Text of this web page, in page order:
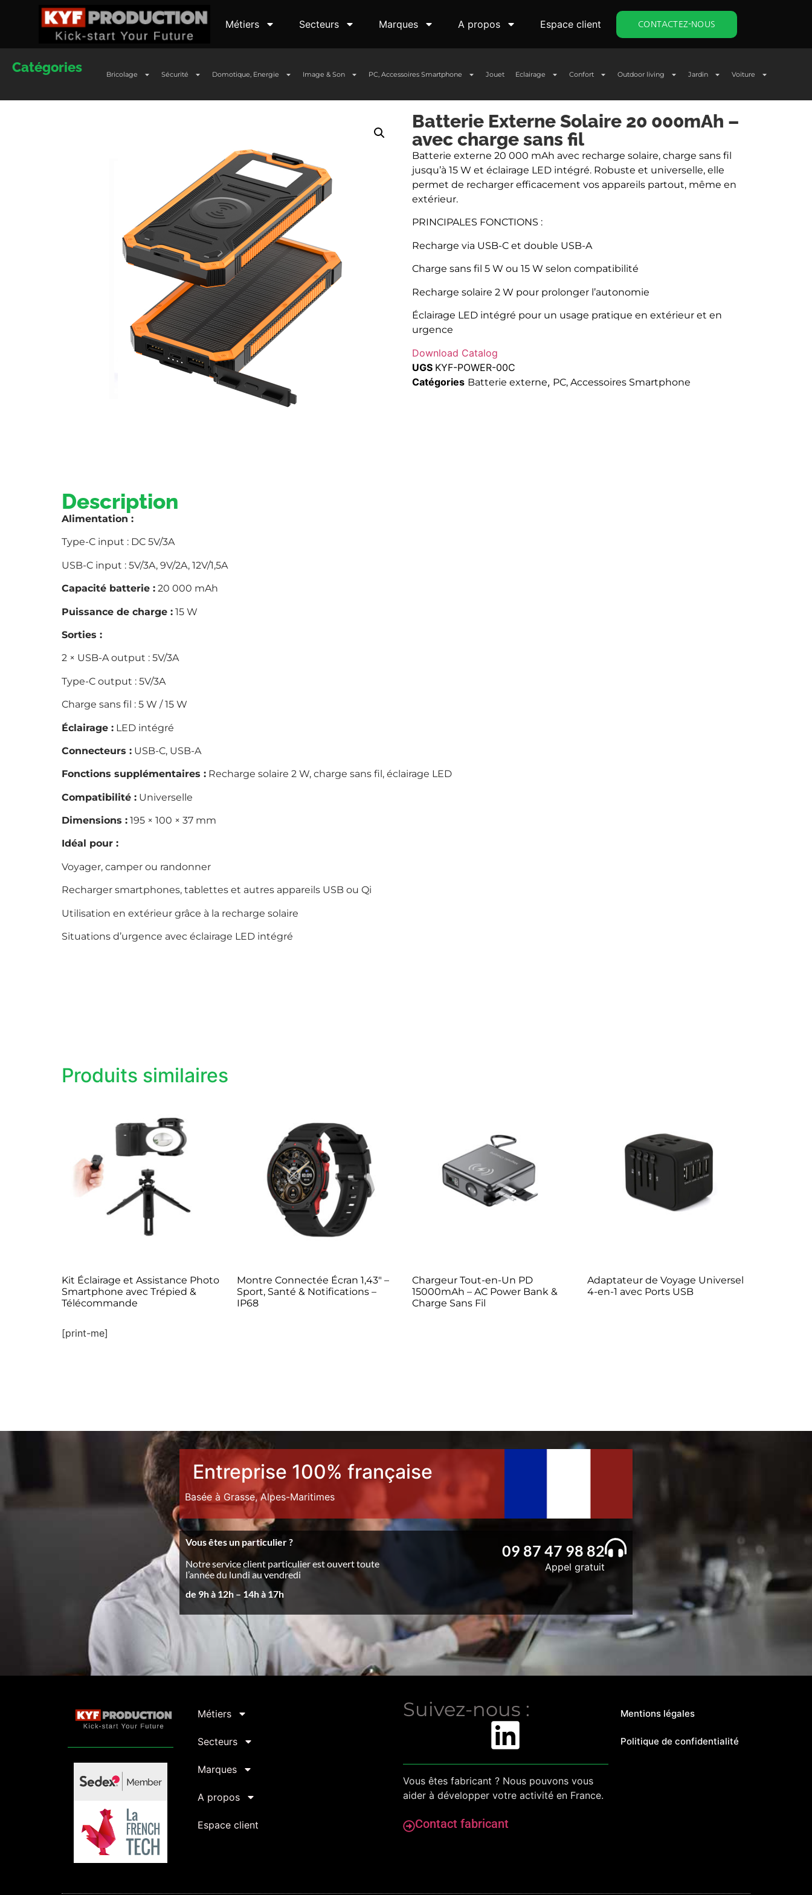
Métiers Secteurs Marques A propos Espace client CONTACTEZ-NOUS
Catégories Bricolage Sécurité Domotique, Energie Image & Son PC, Accessoires Smartphone Jouet Eclairage Confort Outdoor living Jardin Voiture
Batterie Externe Solaire 20 000mAh –
avec charge sans fil
Batterie externe 20 000 mAh avec recharge solaire, charge sans fil
jusqu’à 15 W et éclairage LED intégré. Robuste et universelle, elle
permet de recharger efficacement vos appareils partout, même en
extérieur.
PRINCIPALES FONCTIONS :
Recharge via USB-C et double USB-A
Charge sans fil 5 W ou 15 W selon compatibilité
Recharge solaire 2 W pour prolonger l’autonomie
Éclairage LED intégré pour un usage pratique en extérieur et en
urgence
Download Catalog
UGS KYF-POWER-00C
Catégories Batterie externe, PC, Accessoires Smartphone
Description
Alimentation :
Type-C input : DC 5V/3A
USB-C input : 5V/3A, 9V/2A, 12V/1,5A
Capacité batterie : 20 000 mAh
Puissance de charge : 15 W
Sorties :
2 × USB-A output : 5V/3A
Type-C output : 5V/3A
Charge sans fil : 5 W / 15 W
Éclairage : LED intégré
Connecteurs : USB-C, USB-A
Fonctions supplémentaires : Recharge solaire 2 W, charge sans fil, éclairage LED
Compatibilité : Universelle
Dimensions : 195 × 100 × 37 mm
Idéal pour :
Voyager, camper ou randonner
Recharger smartphones, tablettes et autres appareils USB ou Qi
Utilisation en extérieur grâce à la recharge solaire
Situations d’urgence avec éclairage LED intégré
Produits similaires
Kit Éclairage et Assistance Photo
Smartphone avec Trépied &
Télécommande
Montre Connectée Écran 1,43″ –
Sport, Santé & Notifications –
IP68
Chargeur Tout-en-Un PD
15000mAh – AC Power Bank &
Charge Sans Fil
Adaptateur de Voyage Universel
4-en-1 avec Ports USB
[print-me]
Entreprise 100% française
Basée à Grasse, Alpes-Maritimes
Vous êtes un particulier ?
Notre service client particulier est ouvert toute
l’année du lundi au vendredi
de 9h à 12h – 14h à 17h
09 87 47 98 82
Appel gratuit
Métiers
Secteurs
Marques
A propos
Espace client
Suivez-nous :
Vous êtes fabricant ? Nous pouvons vous
aider à développer votre activité en France.
Contact fabricant
Mentions légales
Politique de confidentialité